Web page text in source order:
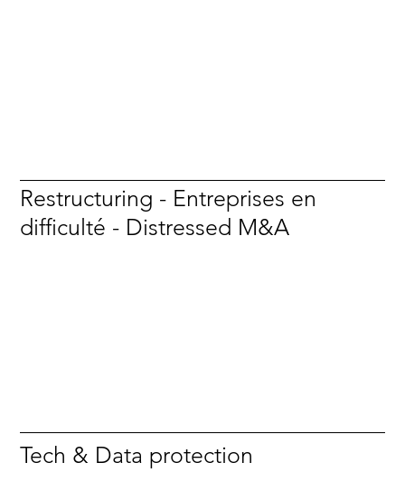
Restructuring - Entreprises en
difficulté - Distressed M&A
Tech & Data protection